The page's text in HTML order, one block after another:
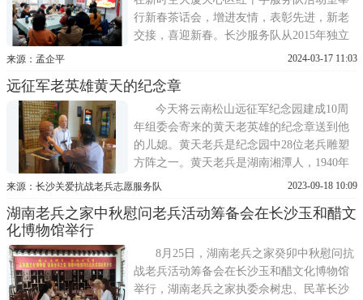
行新春茶话会，增进友情，表彰先进，新老
交接，喜迎新春。长沙服务队从2015年独立
开展活动，到会志愿者饶有兴趣地观看10年
日夜，我们一起走过的旅程，走遍全省各抗
日战场、抗战遗址乃至走向全国和世界，寻
访记录一百多位抗战老
来源：孟企平 2024-03-17 11:03
远征军老英雄黄天的纪念章
今天将云南松山远征军纪念园建成10周
年组委会寄来的黄天老英雄的纪念章送到他
的儿媳。黄天老兵是纪念园中28位老兵雕塑
方阵之一。黄天老兵是湖南湘潭人，1940年
考入黄埔军校18期，毕业分发到荣誉一师任
伤，他指挥炮兵打掉日军观察哨，全连军官
个士兵冲上顶峰，肉搏夺
来源：长沙关爱抗战老兵志愿服务队 2023-09-18 10:09
湖南老兵之家中秋慰问老兵活动筹备会在长沙玉和醋文
化博物馆举行
8月25日，湖南老兵之家癸卯中秋慰问抗
战老兵活动筹备会在长沙玉和醋文化博物馆
举行，湖南老兵之家执委佘树忠、民革长沙